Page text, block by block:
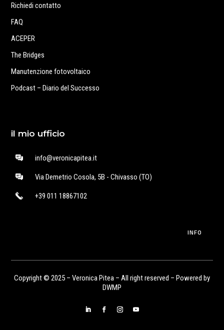
Richiedi contatto
FAQ
ACEPER
The Bridges
Manutenzione fotovoltaico
Podcast – Diario del Successo
il mio ufficio
info@veronicapitea.it
Via Demetrio Cosola, 5B - Chivasso (TO)
+39 011 18867102
INFO
Copyright © 2025 – Veronica Pitea – All right reserved – Powered by
DWMP